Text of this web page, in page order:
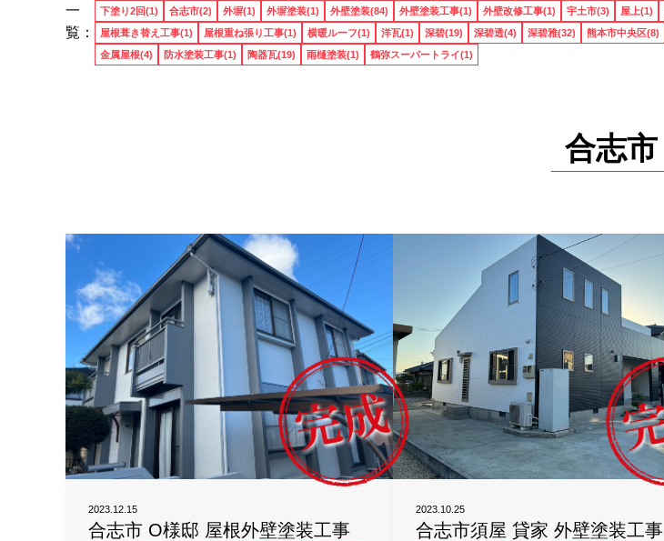
一
覧：
下塗り2回(1)
合志市(2) 外塀(1) 外塀塗装(1) 外壁塗装(84) 外壁塗装工事(1) 外壁改修工事(1) 宇土市(3) 屋上(1)
屋根葺き替え工事(1)
屋根重ね張り工事(1) 横暖ルーフ(1) 洋瓦(1) 深碧(19) 深碧透(4) 深碧雅(32) 熊本市中央区(8)
金属屋根(4)
防水塗装工事(1) 陶器瓦(19) 雨樋塗装(1) 鶴弥スーパートライ(1)
合志市
2023.12.15
合志市 O様邸 屋根外壁塗装工事
2023.10.25
合志市須屋 貸家 外壁塗装工事